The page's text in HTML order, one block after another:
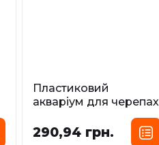
Пластиковий
акваріум для черепах
32х21х7 см
290,94 грн.